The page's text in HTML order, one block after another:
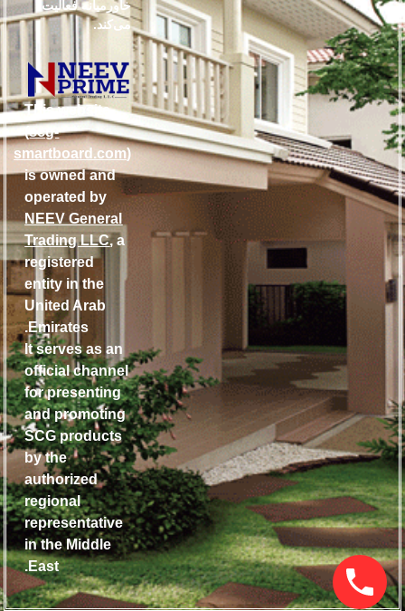
خاورمیانه فعالیت
می‌کند.
This website
(scg-
smartboard.com)
is owned and
operated by
NEEV General
Trading LLC, a
registered
entity in the
United Arab
Emirates.
It serves as an
official channel
for presenting
and promoting
SCG products
by the
authorized
regional
representative
in the Middle
East.